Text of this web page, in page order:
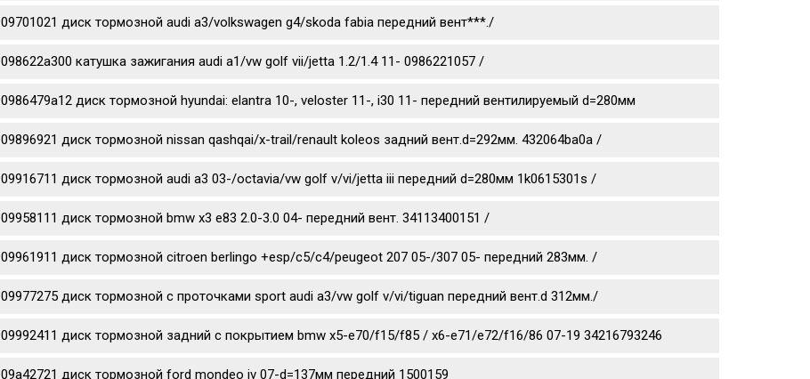
09701021 диск тормозной audi a3/volkswagen g4/skoda fabia передний вент***./
098622a300 катушка зажигания audi a1/vw golf vii/jetta 1.2/1.4 11- 0986221057 /
0986479a12 диск тормозной hyundai: elantra 10-, veloster 11-, i30 11- передний вентилируемый d=280мм
09896921 диск тормозной nissan qashqai/x-trail/renault koleos задний вент.d=292мм. 432064ba0a /
09916711 диск тормозной audi a3 03-/octavia/vw golf v/vi/jetta iii передний d=280мм 1k0615301s /
09958111 диск тормозной bmw x3 e83 2.0-3.0 04- передний вент. 34113400151 /
09961911 диск тормозной citroen berlingo +esp/c5/c4/peugeot 207 05-/307 05- передний 283мм. /
09977275 диск тормозной c проточками sport audi a3/vw golf v/vi/tiguan передний вент.d 312мм./
09992411 диск тормозной задний с покрытием bmw x5-e70/f15/f85 / x6-e71/e72/f16/86 07-19 34216793246
09a42721 диск тормозной ford mondeo iv 07-d=137мм передний 1500159